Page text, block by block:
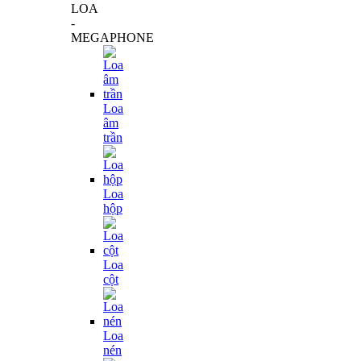
LOA
-
MEGAPHONE
Loa
âm
trần
Loa
hộp
Loa
cột
Loa
nén